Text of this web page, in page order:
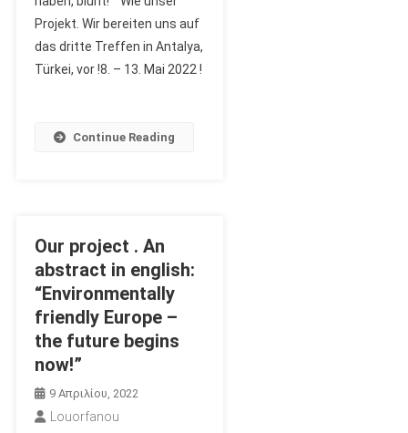
Projekt. Wir bereiten uns auf
das dritte Treffen in Antalya,
Türkei, vor !8. – 13. Mai 2022 !
Continue Reading
Our project . An
abstract in english:
“Environmentally
friendly Europe –
the future begins
now!”
9 Απριλίου, 2022
Louorfanou